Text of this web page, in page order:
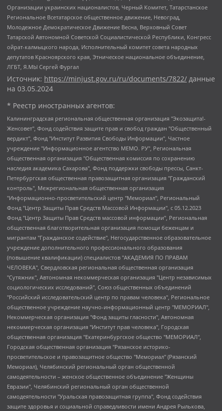
Организации украинских националистов, Черный Комитет, Татарстанское
Региональное Всетатарское общественное движение, Невоград,
Молодежное Демократическое Движение Весна, Верховный Совет
Татарской Автономной Советской Социалистической Республики, Конгресс
ойрат-калмыцкого народа, Исполнительный комитет совета народных
депутатов Красноярского края, Этническое национальное объединение,
ЛГБТ, Я.МЫ Сергей Фургал
Источник: https://minjust.gov.ru/ru/documents/7822/ данные
на 03.05.2024
* Реестр иностранных агентов:
Калининградская региональная общественная организация "Экозащита!-Женсовет", Фонд содействия защите прав и свобод граждан "Общественный вердикт", Фонд "Институт Развития Свободы Информации", Частное учреждение "Информационное агентство МЕМО. РУ", Региональная общественная организация "Общественная комиссия по сохранению наследия академика Сахарова", Фонд поддержки свободы прессы, Санкт-Петербургская общественная правозащитная организация "Гражданский контроль", Межрегиональная общественная организация "Информационно-просветительский центр "Мемориал", Региональный Фонд "Центр Защиты Прав Средств Массовой Информации", с 05.12.2023 Фонд "Центр Защиты Прав Средств массовой информации", Региональная общественная благотворительная организация помощи беженцам и мигрантам "Гражданское содействие", Негосударственное образовательное учреждение дополнительного профессионального образования (повышение квалификации) специалистов "АКАДЕМИЯ ПО ПРАВАМ ЧЕЛОВЕКА", Свердловская региональная общественная организация "Сутяжник", Автономная некоммерческая организация "Центр независимых социологических исследований", Союз общественных объединений "Российский исследовательский центр по правам человека", Региональное общественное учреждение научно-информационный центр "МЕМОРИАЛ", Некоммерческая организация "Фонд защиты гласности", Автономная некоммерческая организация "Институт прав человека", Городская общественная организация "Екатеринбургское общество "МЕМОРИАЛ", Городская общественная организация "Рязанское историко-просветительское и правозащитное общество "Мемориал" (Рязанский Мемориал), Челябинский региональный орган общественной самодеятельности – женское общественное объединение "Женщины Евразии", Челябинский региональный орган общественной самодеятельности "Уральская правозащитная группа", Фонд содействия защите здоровья и социальной справедливости имени Андрея Рылькова, Автономная Некоммерческая Организация "Аналитический Центр Юрия Левады", Автономная некоммерческая организация социальной поддержки населения "Проект Апрель", Региональная общественная организация помощи женщинам и детям, находящимся в кризисной ситуации "Информационно-методический центр "Анна", Фонд содействия развитию массовых коммуникаций и правовому просвещению "Так-так-Так", Фонд содействия устойчивому развитию "Серебряная тайга", Свердловский региональный общественный фонд социальных проектов "Новое время", "Idel.Реалии", Кавказ.Реалии, Крым.Реалии, Телеканал Настоящее Время, Татаро-башкирская служба Радио Свобода (Azatliq Radiosi), Радио Свободная Европа/Радио Свобода (PCE/PC), "Сибирь.Реалии", "Фактограф", Благотворительный фонд помощи осужденным и их семьям, Автономная некоммерческая организация "Институт глобализации и социальных движений", Фонд "В защиту прав заключенных", Частное учреждение "Центр поддержки и содействия развитию средств массовой информации", Пензенский региональный общественный благотворительный фонд "Гражданский союз", "Север.Реалии", Некоммерческая организация Фонд "Правовая инициатива", Общество с ограниченной ответственностью "Радио Свободная Европа/Радио Свобода", Чешское информационное агентство "MEDIUM-ORIENT", Красноярская региональная общественная организация "Мы против СПИДа", Камалягин Денис Николаевич, Маркелов Сергей Евгеньевич, Пономарев Лев Александрович, Савицкая Людмила Алексеевна, Автономная некоммерческая организация "Центр по работе с проблемой насилия "НАСИЛИЮ.НЕТ", Межрегиональный профессиональный союз работников здравоохранения "Альянс врачей", Юридическое лицо, зарегистрированное в Латвийской Республике, SIA "Medusa Project" (регистрационный номер 40103797863, дата регистрации 10.06.2014), Некоммерческая организация "Фонд по борьбе с коррупцией", Автономная некоммерческая организация "Институт права и публичной политики", Баданин Роман Сергеевич, Гликин Максим Александрович, Железнова Мария Михайловна, Лукьянова Юлия Сергеевна, Маетная Елизавета Витальевна, Маняхин Петр Борисович, Чуракова Ольга Владимировна, Ярош Юлия Петровна, Юридическое лицо "The Insider SIA", зарегистрированное в Риге, Латвийская Республика (дата регистрации 26.06.2015), являющееся администратором доменного имени интернет-издания "The Insider SIA", https://theins.ru, Постернак Алексей Евгеньевич, Рубин Михаил Аркадьевич, Анин Роман Александрович, Юридическое лицо Istories fonds, зарегистрированное в Латвийской Республике (регистрационный номер 50008295751, дата регистрации 24.02.2020), Великовский Дмитрий Александрович, Долинина Ирина Николаевна, Мароховская Алеся Алексеевна, Шлейнов Роман Юрьевич, Шмагун Олеся Валентиновна, Общество с ограниченной ответственностью "Альтаир 2021", Общество с ограниченной ответственностью "Вега 2021", Общество с ограниченной ответственностью "Главный редактор 2021", Общество с ограниченной ответственностью "Ромашки монолит", Важенков Артем Валерьевич, Ивановская областная общественная организация "Центр гендерных исследований", Гурман Юрий Альбертович, Медиапроект "ОВД-Инфо", Егоров Владимир Владимирович, Жилинский Владимир Александрович, Общество с ограниченной ответственностью "ЗП", Иванова София Юрьевна, Карезина Инна Павловна, Кильтау Екатерина Викторовна, Петров Алексей Викторович, Пискунов Сергей Евгеньевич, Смирнов Сергей Сергеевич, Тихонов Михаил Сергеевич, Общество с ограниченной ответственностью "ЖУРНАЛИСТ-ИНОСТРАННЫЙ АГЕНТ", Арапова Галина Юрьевна, Вольтская Татьяна Анатольевна, Американская компания "Mason G.E.S. Anonymous Foundation" (США), являющаяся владельцем интернет-издания https://mnews.world/, Компания "Stichting Bellingcat", зарегистрированная в Нидерландах (дата регистрации 11.07.2018), Захаров Андрей Вячеславович, Клепиковская Екатерина Дмитриевна, Общество с ограниченной ответственностью "МЕМО", Перл Роман Александрович, Симонов Евгений Алексеевич, Соловьева Елена Анатольевна, Сотников Даниил Владимирович, Сурначева Елизавета Дмитриевна, Автономная некоммерческая организация по защите прав человека и информированию населения "Якутия – Наше Мнение", Общество с ограниченной ответственностью "Москоу диджитал медиа", с 26.01.2023 Общество с ограниченной ответственностью "Чайка Белые сады", Ветошкина Валерия Валерьевна, Заговора Максим Александрович, Межрегиональное общественное движение "Российская ЛГБТ - сеть", Оленичев Максим Владимирович, Павлов Иван Юрьевич, Скворцова Елена Сергеевна, Общество с ограниченной ответственностью "Как бы инагент", Кочетков Игорь Викторович, Общество с ограниченной ответственностью "Честные выборы", Еланчик Олег Александрович, Общество с ограниченной ответственностью "Нобелевский призыв", Гималова Регина Эмилевна, Григорьев Андрей Валерьевич, Григорьева Алина Александровна, Ассоциация по содействию защите прав призывников, альтернативнослужащих и военнослужащих "Правозащитная группа "Гражданин.Армия.Право", Хисамова Регина Фаритовна, Автономная некоммерческая организация по реализации социально-правовых программ "Лилит", Дальневосточное общественное движение "Маяк", Санкт-Петербургская ЛГБТ-инициативная группа "Выход", Инициативная группа ЛГБТ+ "Реверс", Алексеев Андрей Викторович, Бекбулатова Таисия Львовна, Беляев Иван Михайлович, Владыкина Елена Сергеевна, Гельман Марат Александрович, Никульшина Вероника Юрьевна, Толоконникова Надежда Андреевна, Шендерович Виктор Анатольевич, Общество с ограниченной ответственностью "Данное сообщение", Общество с ограниченной ответственностью Издательский дом "Новая глава", Айнбиндер Александра Александровна, Московский комьюнити-центр для ЛГБТ+инициатив, Благотворительный фонд развития филантропии, Deutsche Welle (Германия, Kurt-Schumacher-Strasse 3, 53113 Bonn), Борзунова Мария Михайловна, Воробьев Виктор Викторович, Голубева Анна Львовна, Константинова Алла Михайловна, Малкова Ирина Владимировна, Мурадов Мурад Абдулгалимович, Осетинская Елизавета Николаевна, Понасенков Евгений Николаевич, Ганапольский Матвей Юрьевич, Киселев Евгений Алексеевич, Борухович Ирина Григорьевна, Дремин Иван Тимофеевич, Дубровский Дмитрий Викторович, Красноярская региональная общественная организация поддержки и развития альтернативных образовательных технологий и межкультурных коммуникаций "ИНТЕРРА", Маяковская Екатерина Алексеевна, Фейгин Марк Захарович, Филимонов Андрей Викторович, Дзугкоева Регина Николаевна, Доброхотов Роман Александрович, Дудь Юрий Александрович, Елкин Сергей Владимирович, Кругликов Кирилл Игоревич, Сабунаева Мария Леонидовна, Семенов Алексей Владимирович, Шаинян Карен Багратович, Шульман Екатерина Михайловна, Асафьев Артур Валерьевич, Вахштайн Виктор Семенович, Венедиктов Алексей Алексеевич, Лушникова Екатерина Евгеньевна, Волков Леонид Михайлович, Невзоров Александр Глебович, Пархоменко Сергей Борисович, Сироткин Ярослав Николаевич, Кара-Мурза Владимир Владимирович, Баранова Наталья Владимировна, Гозман Леонид Яковлевич, Кагарлицкий Борис Юльевич, Климарев Михаил Валерьевич, Милов Владимир Станиславович, Автономная некоммерческая организация Краснодарский центр современного искусства "Типография", Моргенштерн Алишер Тагирович, Соболь Любовь Эдуардовна, Общество с ограниченной ответственностью "ЛИЗА НОРМ", Каспаров Гарри Кимович, Ходорковский Михаил Борисович, Общество с ограниченной ответственностью "Апрельские тезисы", Данилович Ирина Брониславовна, Кашин Олег Владимирович, Петров Николай Владимирович, Пивоваров Алексей Владимирович, Соколов Михаил Владимирович, Цветкова Юлия Владимировна, Чичваркин Евгений Александрович, Комитет против пыток/Команда против пыток, Общество с ограниченной ответственностью "Первый научный", Общество с ограниченной ответственностью "Вертолет и ко", Белоцерковская Вероника Борисовна, Кац Максим Евгеньевич, Лазарева Татьяна Юрьевна, Шаведдинов Руслан Табризович, Яшин Илья Валерьевич, Общество с ограниченной ответственностью "Иноагент ААВ", Алешковский Дмитрий Петрович, Альбац Евгения Марковна, Быков Дмитрий Львович, Галямина Юлия Евгеньевна, Лойко Сергей Леонидович, Мартынов Кирилл Константинович, Медведев Сергей Александрович, Крашенинников Федор Геннадиевич, Гордеева Катерина Вл